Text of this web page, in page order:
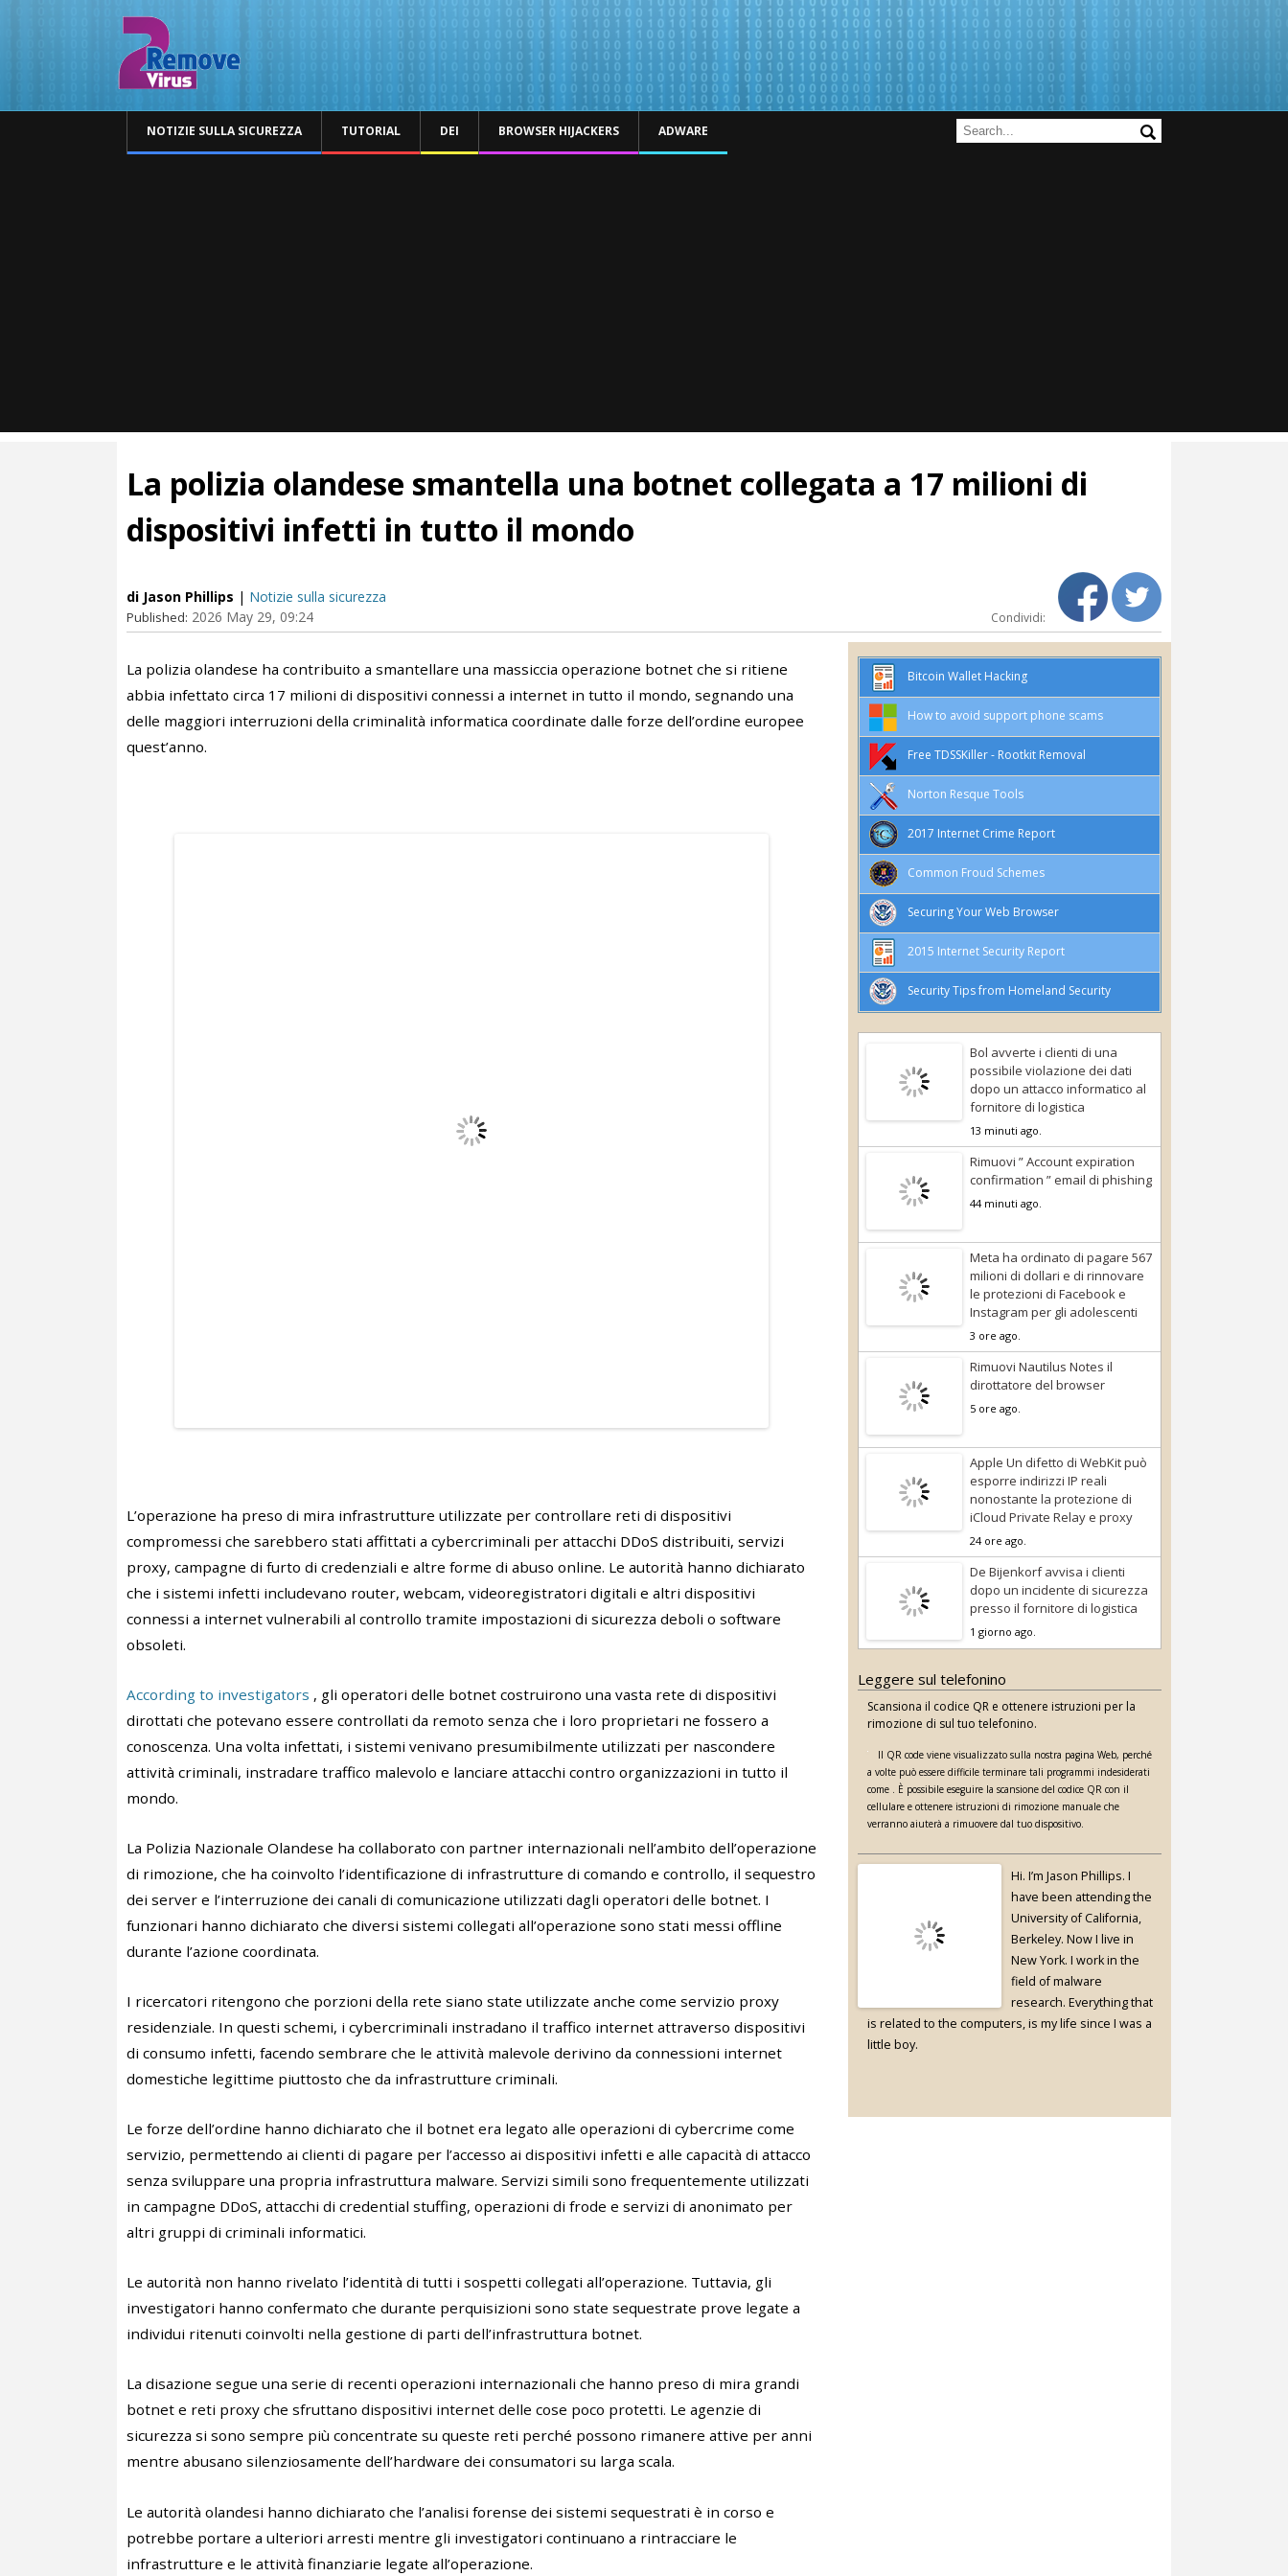
NOTIZIE SULLA SICUREZZA TUTORIAL DEI BROWSER HIJACKERS ADWARE
La polizia olandese smantella una botnet collegata a 17 milioni di
dispositivi infetti in tutto il mondo
di Jason Phillips | Notizie sulla sicurezza
Published: 2026 May 29, 09:24 Condividi:
La polizia olandese ha contribuito a smantellare una massiccia operazione botnet che si ritiene
abbia infettato circa 17 milioni di dispositivi connessi a internet in tutto il mondo, segnando una
delle maggiori interruzioni della criminalità informatica coordinate dalle forze dell’ordine europee
quest’anno.
L’operazione ha preso di mira infrastrutture utilizzate per controllare reti di dispositivi
compromessi che sarebbero stati affittati a cybercriminali per attacchi DDoS distribuiti, servizi
proxy, campagne di furto di credenziali e altre forme di abuso online. Le autorità hanno dichiarato
che i sistemi infetti includevano router, webcam, videoregistratori digitali e altri dispositivi
connessi a internet vulnerabili al controllo tramite impostazioni di sicurezza deboli o software
obsoleti.
According to investigators , gli operatori delle botnet costruirono una vasta rete di dispositivi
dirottati che potevano essere controllati da remoto senza che i loro proprietari ne fossero a
conoscenza. Una volta infettati, i sistemi venivano presumibilmente utilizzati per nascondere
attività criminali, instradare traffico malevolo e lanciare attacchi contro organizzazioni in tutto il
mondo.
La Polizia Nazionale Olandese ha collaborato con partner internazionali nell’ambito dell’operazione
di rimozione, che ha coinvolto l’identificazione di infrastrutture di comando e controllo, il sequestro
dei server e l’interruzione dei canali di comunicazione utilizzati dagli operatori delle botnet. I
funzionari hanno dichiarato che diversi sistemi collegati all’operazione sono stati messi offline
durante l’azione coordinata.
I ricercatori ritengono che porzioni della rete siano state utilizzate anche come servizio proxy
residenziale. In questi schemi, i cybercriminali instradano il traffico internet attraverso dispositivi
di consumo infetti, facendo sembrare che le attività malevole derivino da connessioni internet
domestiche legittime piuttosto che da infrastrutture criminali.
Le forze dell’ordine hanno dichiarato che il botnet era legato alle operazioni di cybercrime come
servizio, permettendo ai clienti di pagare per l’accesso ai dispositivi infetti e alle capacità di attacco
senza sviluppare una propria infrastruttura malware. Servizi simili sono frequentemente utilizzati
in campagne DDoS, attacchi di credential stuffing, operazioni di frode e servizi di anonimato per
altri gruppi di criminali informatici.
Le autorità non hanno rivelato l’identità di tutti i sospetti collegati all’operazione. Tuttavia, gli
investigatori hanno confermato che durante perquisizioni sono state sequestrate prove legate a
individui ritenuti coinvolti nella gestione di parti dell’infrastruttura botnet.
La disazione segue una serie di recenti operazioni internazionali che hanno preso di mira grandi
botnet e reti proxy che sfruttano dispositivi internet delle cose poco protetti. Le agenzie di
sicurezza si sono sempre più concentrate su queste reti perché possono rimanere attive per anni
mentre abusano silenziosamente dell’hardware dei consumatori su larga scala.
Le autorità olandesi hanno dichiarato che l’analisi forense dei sistemi sequestrati è in corso e
potrebbe portare a ulteriori arresti mentre gli investigatori continuano a rintracciare le
infrastrutture e le attività finanziarie legate all’operazione.
Bitcoin Wallet Hacking
How to avoid support phone scams
Free TDSSKiller - Rootkit Removal
Norton Resque Tools
2017 Internet Crime Report
Common Froud Schemes
Securing Your Web Browser
2015 Internet Security Report
Security Tips from Homeland Security
Bol avverte i clienti di una
possibile violazione dei dati
dopo un attacco informatico al
fornitore di logistica
13 minuti ago.
Rimuovi ” Account expiration
confirmation ” email di phishing
44 minuti ago.
Meta ha ordinato di pagare 567
milioni di dollari e di rinnovare
le protezioni di Facebook e
Instagram per gli adolescenti
3 ore ago.
Rimuovi Nautilus Notes il
dirottatore del browser
5 ore ago.
Apple Un difetto di WebKit può
esporre indirizzi IP reali
nonostante la protezione di
iCloud Private Relay e proxy
24 ore ago.
De Bijenkorf avvisa i clienti
dopo un incidente di sicurezza
presso il fornitore di logistica
1 giorno ago.
Leggere sul telefonino
Scansiona il codice QR e ottenere istruzioni per la
rimozione di sul tuo telefonino.
Il QR code viene visualizzato sulla nostra pagina Web, perché
a volte può essere difficile terminare tali programmi indesiderati
come . È possibile eseguire la scansione del codice QR con il
cellulare e ottenere istruzioni di rimozione manuale che
verranno aiuterà a rimuovere dal tuo dispositivo.
Hi. I’m Jason Phillips. I
have been attending the
University of California,
Berkeley. Now I live in
New York. I work in the
field of malware
research. Everything that
is related to the computers, is my life since I was a
little boy.